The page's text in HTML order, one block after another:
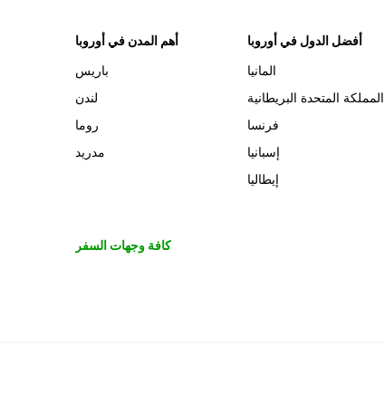
أهم المدن في أوروبا
باريس
لندن
روما
مدريد
أفضل الدول في أوروبا
المانيا
المملكة المتحدة البريطانية
فرنسا
إسبانيا
إيطاليا
كافة وجهات السفر